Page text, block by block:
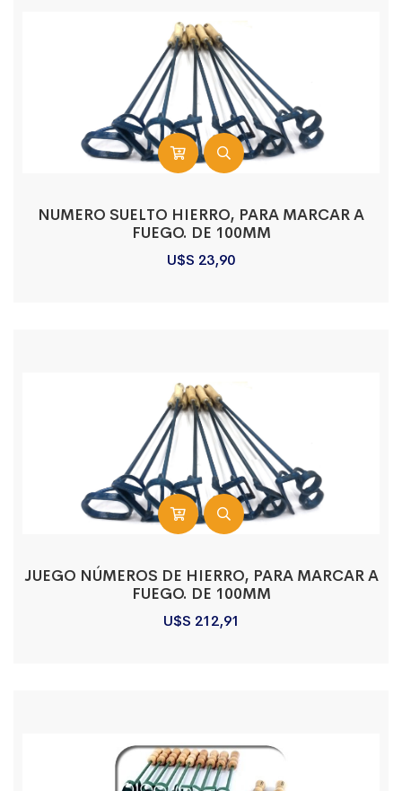
NUMERO SUELTO HIERRO, PARA MARCAR A
FUEGO. DE 100MM
U$S 23,90
JUEGO NÚMEROS DE HIERRO, PARA MARCAR A
FUEGO. DE 100MM
U$S 212,91